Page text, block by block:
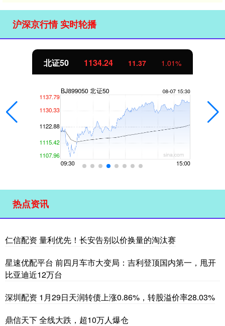
沪深京行情 实时轮播
北证50 1134.24 11.37 1.01%
热点资讯
仁信配资 量利优先！长安告别以价换量的淘汰赛
星速优配平台 前四月车市大变局：吉利登顶国内第一，甩开
比亚迪近12万台
深圳配资 1月29日天润转债上涨0.86%，转股溢价率28.03%
鼎信天下 全线大跌，超10万人爆仓